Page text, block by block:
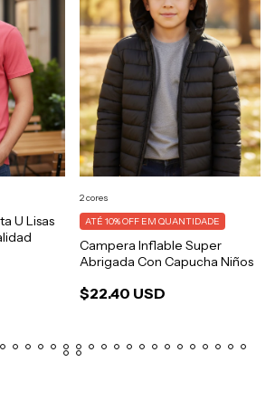
U Lisas
Campera Inflable Super
Abrigada Con Capucha Niños
$22.40 USD
ATÉ 10% OFF EM QUANTIDADE
2 cores